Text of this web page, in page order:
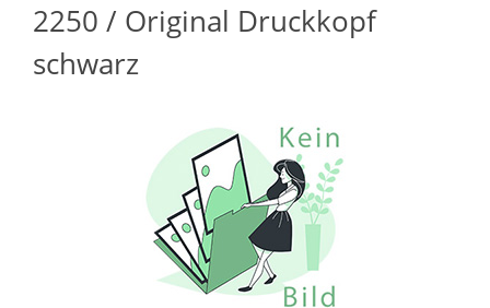
2250 / Original Druckkopf
schwarz